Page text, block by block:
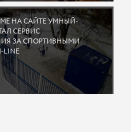
НА САЙТЕ УМНЫЙ-
СЕРВИС
ЗА СПОРТИВНЫМИ